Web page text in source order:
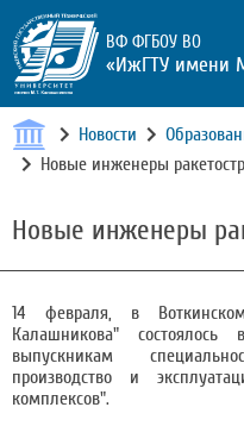
ВФ ФГБОУ ВО
«ИжГТУ имени
Новости
Новые инженеры
Новые инженеры
14 февраля, в
Калашникова" состоялось
выпускникам
производство и
комплексов".